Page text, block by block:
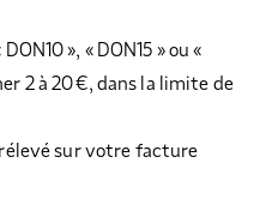
», « DON15 » ou «
2 à 20 €, dans la limite de
sur votre facture